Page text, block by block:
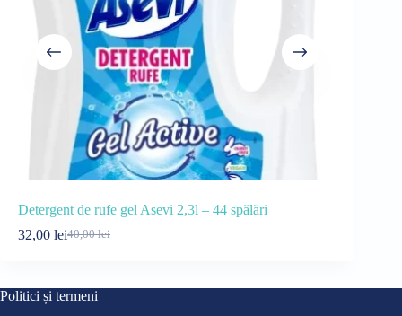
Detergent de rufe gel Asevi 2,3l – 44 spălări
40,00lei
Prețul
fost:
40,00 lei.
32,00 leiPrețul
32,00 lei.
Politici și termeni